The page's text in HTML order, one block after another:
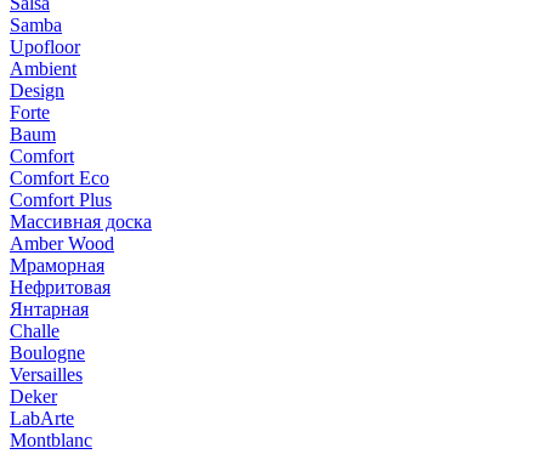
Samba
Upofloor
Ambient
Design
Forte
Baum
Comfort
Comfort Eco
Comfort Plus
Массивная доска
Amber Wood
Мраморная
Нефритовая
Янтарная
Challe
Boulogne
Versailles
Deker
LabArte
Montblanc